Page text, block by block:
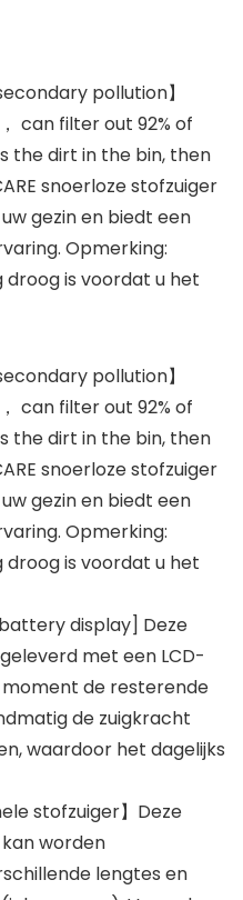
pollution】
can filter out 92% of
the dirt in the bin, then
snoerloze stofzuiger
gezin en biedt een
Opmerking:
is voordat u het
pollution】
can filter out 92% of
the dirt in the bin, then
snoerloze stofzuiger
gezin en biedt een
Opmerking:
is voordat u het
display] Deze
met een LCD-
de resterende
de zuigkracht
waardoor het dagelijks
stofzuiger】Deze
worden
lengtes en